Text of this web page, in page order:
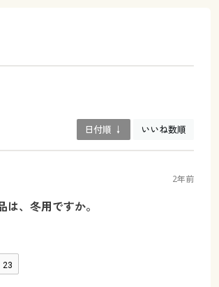
日付順 ↓ いいね数順
2年前
は、冬用ですか。
23